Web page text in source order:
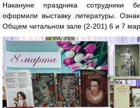
Накануне праздника сотрудники
оформили выставку литературы.
Общем читальном зале (2-201) 6 и 7